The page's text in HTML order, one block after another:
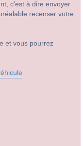
c'est à dire envoyer
recenser votre
et vous pourrez